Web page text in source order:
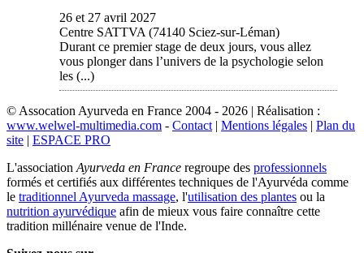
26 et 27 avril 2027
Centre SATTVA (74140 Sciez-sur-Léman)
Durant ce premier stage de deux jours, vous allez
vous plonger dans l’univers de la psychologie selon
les (...)
© Assocation Ayurveda en France 2004 - 2026 | Réalisation :
www.welwel-multimedia.com - Contact | Mentions légales | Plan du
site | ESPACE PRO
L'association Ayurveda en France regroupe des professionnels
formés et certifiés aux différentes techniques de l'Ayurvéda comme
le traditionnel Ayurveda massage, l'utilisation des plantes ou la
nutrition ayurvédique afin de mieux vous faire connaître cette
tradition millénaire venue de l'Inde.